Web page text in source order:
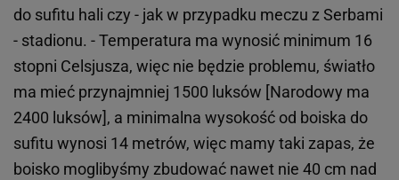
do sufitu hali czy - jak w przypadku meczu z Serbami
- stadionu. - Temperatura ma wynosić minimum 16
stopni Celsjusza, więc nie będzie problemu, światło
ma mieć przynajmniej 1500 luksów [Narodowy ma
2400 luksów], a minimalna wysokość od boiska do
sufitu wynosi 14 metrów, więc mamy taki zapas, że
boisko moglibyśmy zbudować nawet nie 40 cm nad